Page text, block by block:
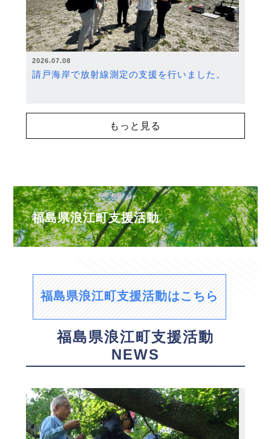
2026.07.08
請戸海岸で放射線測定の支援を行いました。
もっと見る
福島県浪江町支援活動
福島県浪江町支援活動はこちら
福島県浪江町支援活動
NEWS